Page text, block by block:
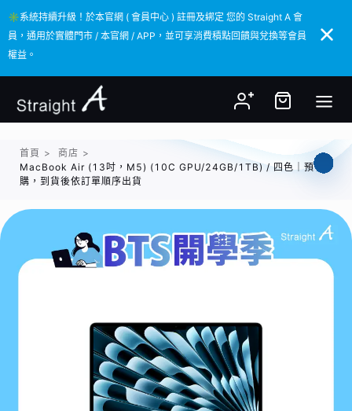
✳️系統持續升級！於本官網 ( 會員中心 ) 註冊及綁定 您的 Straight A 會
員，通用於實體門市 / 本官網 / APP，並可享消費積點回饋與兌換等會員
權益。
✳️系統持續升級！於本官網 ( 會員中心 ) 註冊及綁定 您的 Straight A 會
員，通用於實體門市 / 本官網 / APP，並可享消費積點回饋與兌換等會員
權益。
首頁 > 商店 >
MacBook Air (13吋，M5) (10C GPU/24GB/1TB) / 四色｜預
購，到貨後依訂單順序出貨